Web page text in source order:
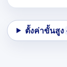
ตั้งค่าขั้นสูง